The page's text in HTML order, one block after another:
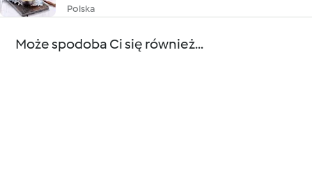
Polska
Może spodoba Ci się również...